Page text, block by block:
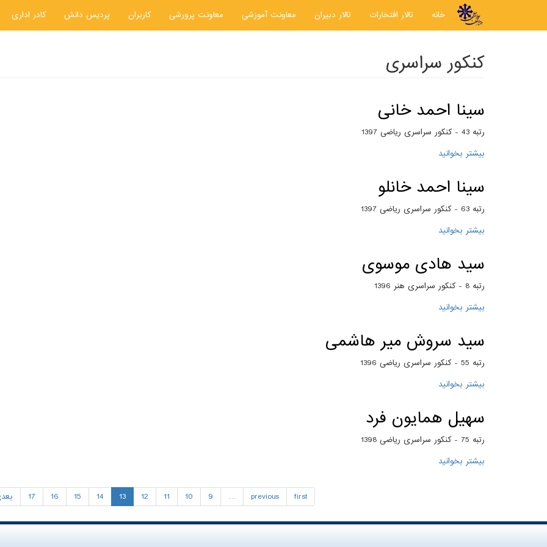
خانه
تالار افتخارات تالار دبیران معاونت آموزشی معاونت پرورشی کاربران پردیس دانش کادر اداری
کنکور سراسری
سینا احمد خانی
رتبه 43 - کنکور سراسری ریاضی 1397
بیشتر بخوانید
سینا احمد خانلو
رتبه 63 - کنکور سراسری ریاضی 1397
بیشتر بخوانید
سید هادی موسوی
رتبه 8 - کنکور سراسری هنر 1396
بیشتر بخوانید
سید سروش میر هاشمی
رتبه 55 - کنکور سراسری ریاضی 1396
بیشتر بخوانید
سهیل همایون فرد
رتبه 75 - کنکور سراسری ریاضی 1398
بیشتر بخوانید
first
previous
…
9
10
11
12
13
14
15
16
17